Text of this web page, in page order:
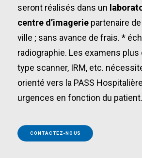
seront réalisés dans un
centre d’imagerie partenaire de
ville ; sans avance de frais. *
radiographie. Les examens
type scanner, IRM, etc.
orienté vers la PASS
urgences en fonction du patient.
CONTACTEZ-NOUS